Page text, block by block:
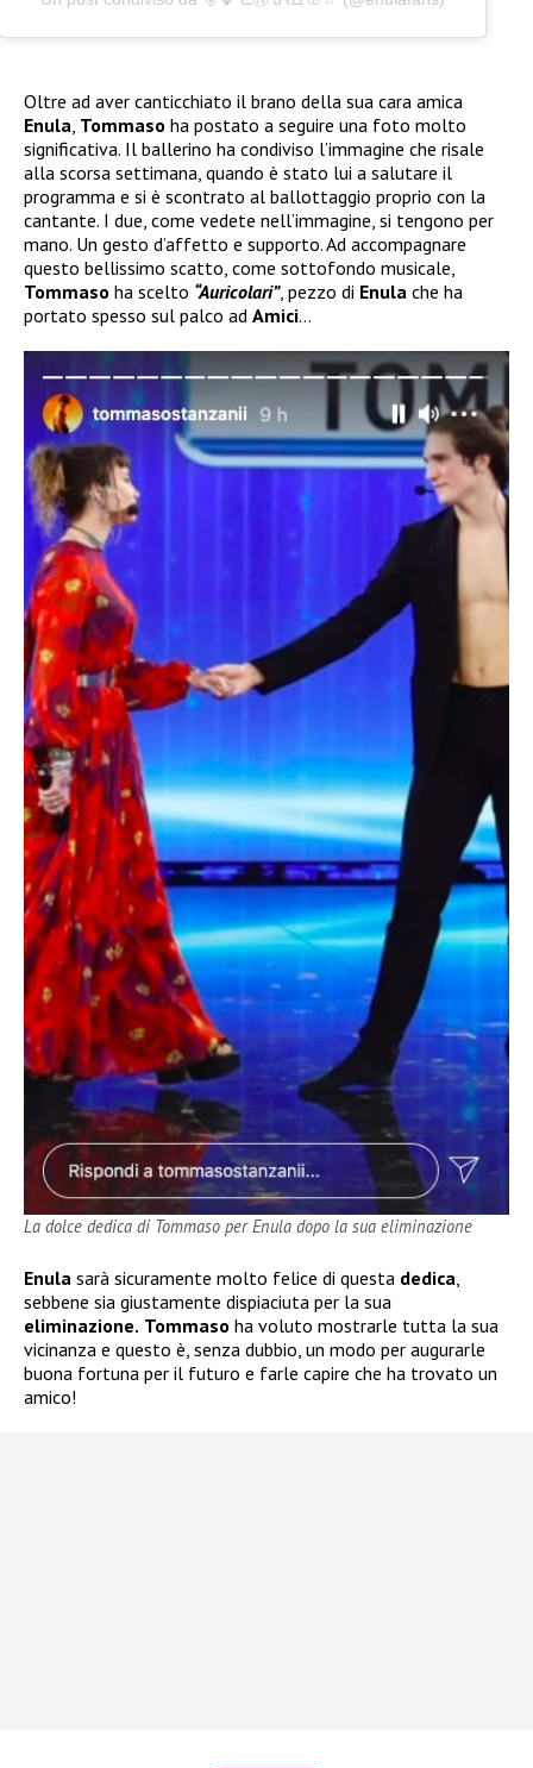
Oltre ad aver canticchiato il brano della sua cara amica
Enula Tommaso ha postato a seguire una foto molto
significativa. Il ballerino ha condiviso l’immagine che risale
alla scorsa settimana, quando è stato lui a salutare il
programma e si è scontrato al ballottaggio proprio con la
cantante. I due, come vedete nell’immagine, si tengono per
mano. Un gesto d’affetto e supporto. Ad accompagnare
questo bellissimo scatto, come sottofondo musicale,
Tommaso ha scelto “Auricolari”, pezzo di Enula che ha
portato spesso sul palco ad Amici…
La dolce dedica di Tommaso per Enula dopo la sua eliminazione
Enula sarà sicuramente molto felice di questa dedica
sebbene sia giustamente dispiaciuta per la sua
eliminazione. Tommaso ha voluto mostrarle tutta la sua
vicinanza e questo è, senza dubbio, un modo per augurarle
buona fortuna per il futuro e farle capire che ha trovato un
amico!